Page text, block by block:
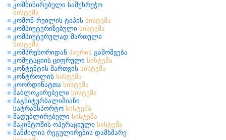
კომბინირებული სამუხრუჭო
სისტემა
კომონ-რეილის ტიპის სისტემა
კომპიუტერიზებული სისტემა
კომპიუტერულად მართული
სისტემა
კომპრესორიდან ჰაერის გამოშვება
კომუტაციის ციფრული სისტემა
კონტენტის მართვის სისტემა
კონტროლის სისტემა
კოორდინატთა სისტემა
მაბლოკირებელი სისტემა
მაგნიტურბალიშიანი
სატრანსპორტო სისტემა
მადუბლირებელი სისტემა
მაკინტოშის ოპერაციული სისტემა
მანძილის რეგულირების დამხმარე